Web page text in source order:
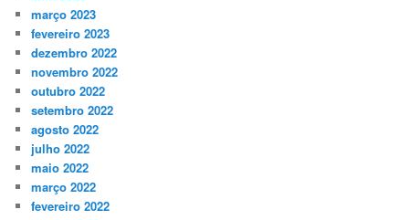
março 2023
fevereiro 2023
dezembro 2022
novembro 2022
outubro 2022
setembro 2022
agosto 2022
julho 2022
maio 2022
março 2022
fevereiro 2022